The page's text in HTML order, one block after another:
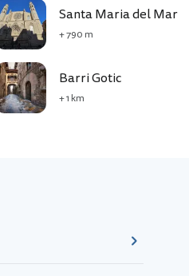
Santa Maria del Mar
+ 790 m
Barri Gotic
+ 1 km